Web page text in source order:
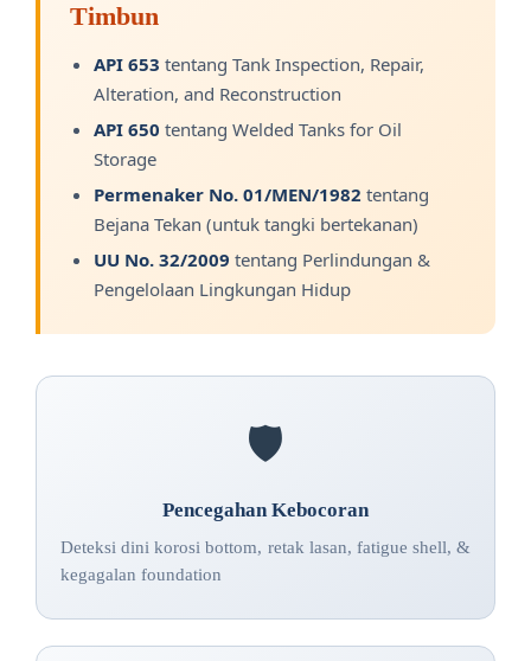
Timbun
API 653 tentang Tank Inspection, Repair,
Alteration, and Reconstruction
API 650 tentang Welded Tanks for Oil
Storage
Permenaker No. 01/MEN/1982 tentang
Bejana Tekan (untuk tangki bertekanan)
UU No. 32/2009 tentang Perlindungan &
Pengelolaan Lingkungan Hidup
🛡️
Pencegahan Kebocoran
Deteksi dini korosi bottom, retak lasan, fatigue shell, &
kegagalan foundation